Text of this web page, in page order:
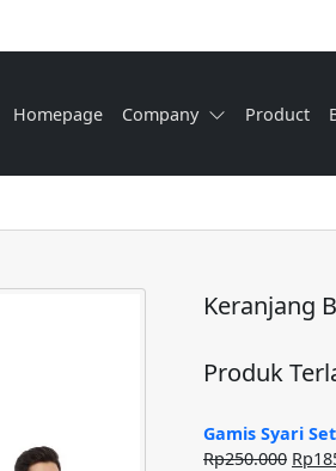
Homepage Company Product
Keranjang
Produk
Gamis Syari
Rp250.000 Rp